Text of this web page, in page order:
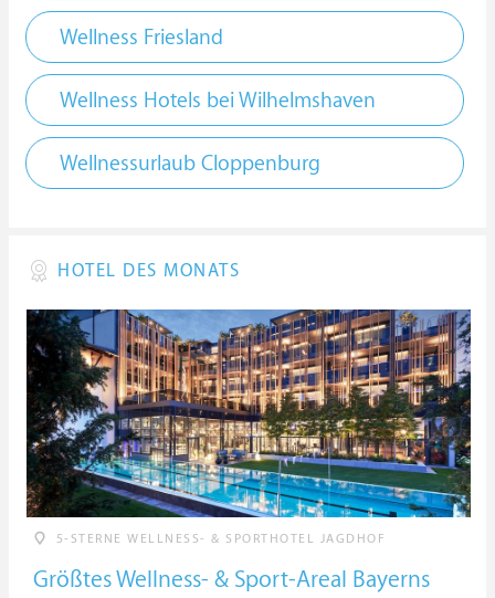
Wellness Friesland
Wellness Hotels bei Wilhelmshaven
Wellnessurlaub Cloppenburg
HOTEL DES MONATS
5-STERNE WELLNESS- & SPORTHOTEL JAGDHOF
Größtes Wellness- & Sport-Areal Bayerns